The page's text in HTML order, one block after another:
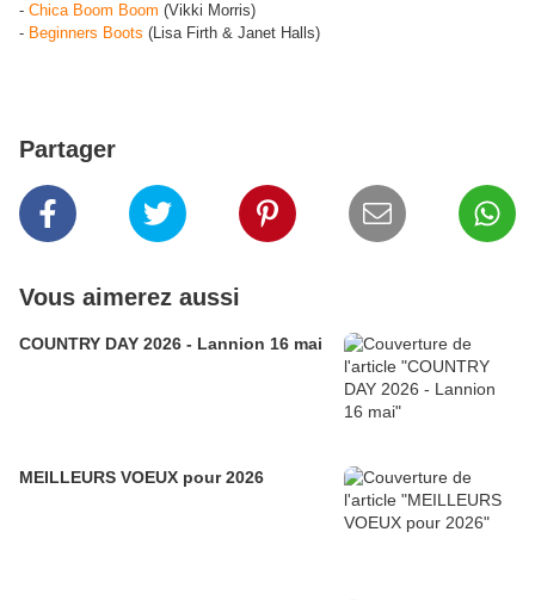
- Chica Boom Boom (Vikki Morris)
- Beginners Boots (Lisa Firth & Janet Halls)
Partager
Vous aimerez aussi
COUNTRY DAY 2026 - Lannion 16 mai
MEILLEURS VOEUX pour 2026